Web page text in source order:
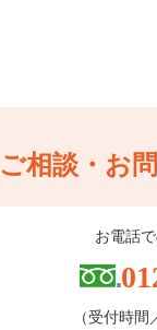
ご相談・お
お電話
（受付時間